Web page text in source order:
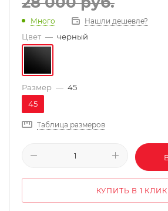
Много Нашли дешевле?
Цвет — черный
Размер — 45
45
Таблица размеров
КУПИТЬ В 1 КЛИК